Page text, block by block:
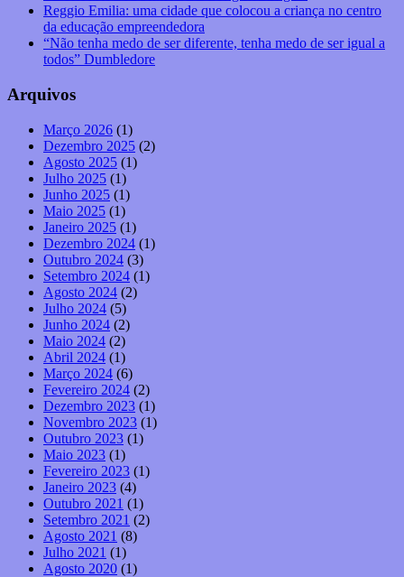
Reggio Emilia: uma cidade que colocou a criança no centro
da educação empreendedora
“Não tenha medo de ser diferente, tenha medo de ser igual a
todos” Dumbledore
Arquivos
Março 2026 (1)
Dezembro 2025 (2)
Agosto 2025 (1)
Julho 2025 (1)
Junho 2025 (1)
Maio 2025 (1)
Janeiro 2025 (1)
Dezembro 2024 (1)
Outubro 2024 (3)
Setembro 2024 (1)
Agosto 2024 (2)
Julho 2024 (5)
Junho 2024 (2)
Maio 2024 (2)
Abril 2024 (1)
Março 2024 (6)
Fevereiro 2024 (2)
Dezembro 2023 (1)
Novembro 2023 (1)
Outubro 2023 (1)
Maio 2023 (1)
Fevereiro 2023 (1)
Janeiro 2023 (4)
Outubro 2021 (1)
Setembro 2021 (2)
Agosto 2021 (8)
Julho 2021 (1)
Agosto 2020 (1)